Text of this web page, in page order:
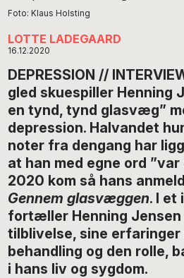
Foto: Klaus Holsting
LOTTE LADEGAARD
16.12.2020
DEPRESSION //
gled skuespiller Henning
en tynd, tynd glasvæg”
depression. Halvandet
noter fra dengang har
at han med egne ord
2020 kom så hans
Gennem glasvæggen. I et
fortæller Henning Jensen
tilblivelse, sine erfaringer
behandling og den rolle,
i hans liv og sygdom.